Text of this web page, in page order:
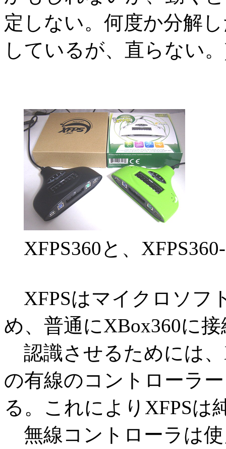
定しない。何度か分解
しているが、直らない
XFPS360と、
XFPSはマイクロソフ
め、普通にXBox360に
認識させるためには、
の有線のコントローラ
る。これによりXFPSは
無線コントローラは